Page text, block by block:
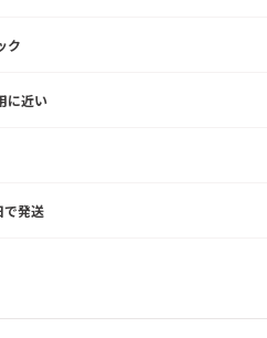
ク
に近い
で発送